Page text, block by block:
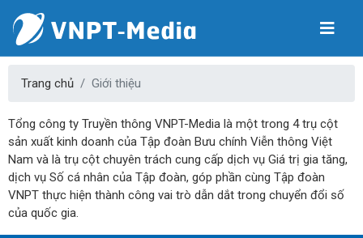
Trang chủ Giới thiệu
Tổng công ty Truyền thông VNPT-Media là một trong 4 trụ cột
sản xuất kinh doanh của Tập đoàn Bưu chính Viễn thông Việt
Nam và là trụ cột chuyên trách cung cấp dịch vụ Giá trị gia tăng,
dịch vụ Số cá nhân của Tập đoàn, góp phần cùng Tập đoàn
VNPT thực hiện thành công vai trò dẫn dắt trong chuyển đổi số
của quốc gia.